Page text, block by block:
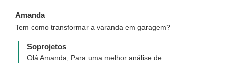
Amanda
Tem como transformar a varanda em garagem?
Soprojetos
Olá Amanda, Para uma melhor análise de